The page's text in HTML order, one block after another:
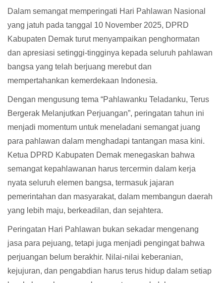
Dalam semangat memperingati Hari Pahlawan Nasional
yang jatuh pada tanggal 10 November 2025, DPRD
Kabupaten Demak turut menyampaikan penghormatan
dan apresiasi setinggi-tingginya kepada seluruh pahlawan
bangsa yang telah berjuang merebut dan
mempertahankan kemerdekaan Indonesia.
Dengan mengusung tema “Pahlawanku Teladanku, Terus
Bergerak Melanjutkan Perjuangan”, peringatan tahun ini
menjadi momentum untuk meneladani semangat juang
para pahlawan dalam menghadapi tantangan masa kini.
Ketua DPRD Kabupaten Demak menegaskan bahwa
semangat kepahlawanan harus tercermin dalam kerja
nyata seluruh elemen bangsa, termasuk jajaran
pemerintahan dan masyarakat, dalam membangun daerah
yang lebih maju, berkeadilan, dan sejahtera.
Peringatan Hari Pahlawan bukan sekadar mengenang
jasa para pejuang, tetapi juga menjadi pengingat bahwa
perjuangan belum berakhir. Nilai-nilai keberanian,
kejujuran, dan pengabdian harus terus hidup dalam setiap